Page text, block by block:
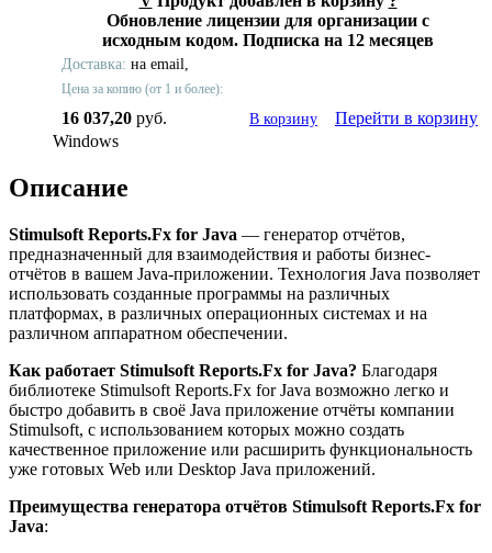
Обновление лицензии для организации с
исходным кодом. Подписка на 12 месяцев
Доставка: на email,
Цена за копию (от 1 и более):
16 037,20 руб. В корзину
Перейти в корзину
Windows
Описание
Stimulsoft Reports.Fx for Java — генератор отчётов,
предназначенный для взаимодействия и работы бизнес-
отчётов в вашем Java-приложении. Технология Java позволяет
использовать созданные программы на различных
платформах, в различных операционных системах и на
различном аппаратном обеспечении.
Как работает Stimulsoft Reports.Fx for Java? Благодаря
библиотеке Stimulsoft Reports.Fx for Java возможно легко и
быстро добавить в своё Java приложение отчёты компании
Stimulsoft, с использованием которых можно создать
качественное приложение или расширить функциональность
уже готовых Web или Desktop Java приложений.
Преимущества генератора отчётов Stimulsoft Reports.Fx for
Java: